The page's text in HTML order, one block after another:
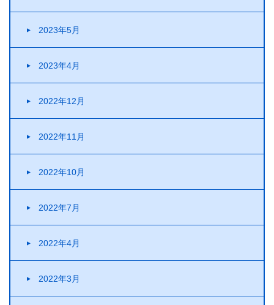
2023年5月
2023年4月
2022年12月
2022年11月
2022年10月
2022年7月
2022年4月
2022年3月